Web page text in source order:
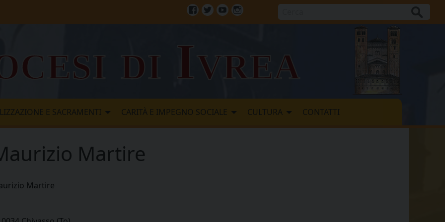
di Ivrea
E SACRAMENTI CARITÀ E IMPEGNO SOCIALE CULTURA CONTATTI
Martire
Martire